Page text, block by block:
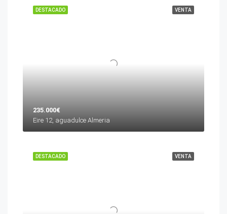
VENTA
DESTACADO
235.000€
Eire 12, aguadulce Almeria
VENTA
DESTACADO